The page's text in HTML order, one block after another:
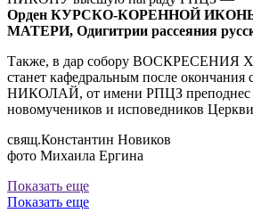
Орден КУРСКО-КОРЕННОЙ
МАТЕРИ, Одигитрии рассеяния
Также, в дар собору ВОСКРЕСЕНИЯ
станет кафедральным после окончания
НИКОЛАЙ, от имени РПЦЗ преподнес
новомучеников и исповедников
свящ.Константин Новиков
фото Михаила Ергина
Показать еще
Показать еще